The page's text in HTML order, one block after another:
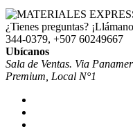
¿Tienes preguntas?
344-0379, +507 60249667
Ubícanos
Sala de Ventas. Via
Premium, Local N°1